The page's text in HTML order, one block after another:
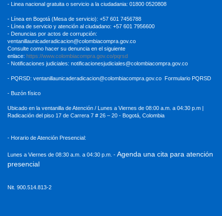
- Linea nacional gratuita o servicio a la ciudadania: 01800 0520808
- Línea en Bogotá (Mesa de servicio): +57 601 7456788
- Línea de servicio y atención al ciudadano: +57 601 7956600
- Denuncias por actos de corrupción:
ventanillaunicaderadicacion@colombiacompra.gov.co
Consulte como hacer su denuncia en el siguiente
enlace: https://www.colombiacompra.gov.co/pqrsd
- Notificaciones judiciales: notificacionesjudiciales@colombiacompra.gov.co
- PQRSD: ventanillaunicaderadicacion@colombiacompra.gov.co Formulario PQRSD
- Buzón físico
Ubicado en la ventanilla de Atención / Lunes a Viernes de 08:00 a.m. a 04:30 p.m |
Radicación del piso 17 de Carrera 7 # 26 – 20 - Bogotá, Colombia
- Horario de Atención Presencial:
Lunes a Viernes de 08:30 a.m. a 04:30 p.m. - Agenda una cita para atención
presencial
Nit. 900.514.813-2